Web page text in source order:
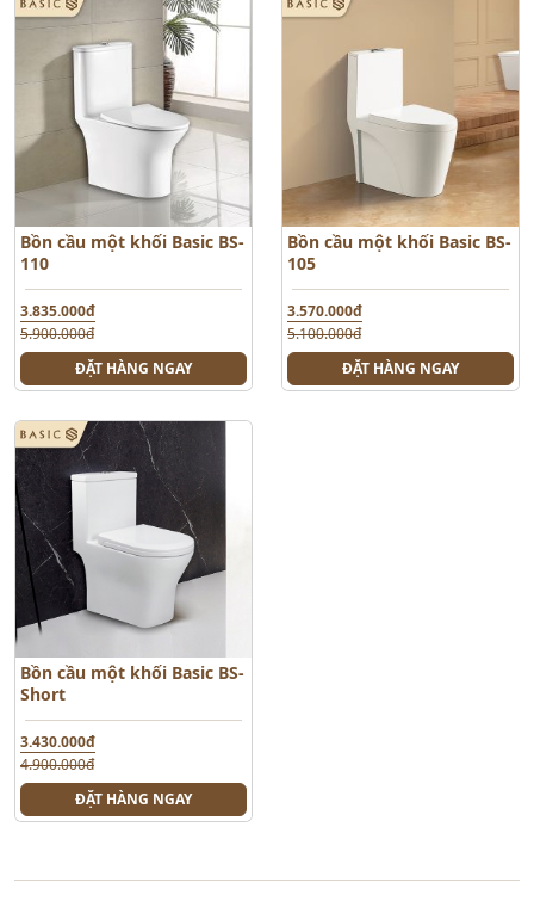
Bồn cầu một khối Basic BS-
110
3.835.000đ
5.900.000đ
ĐẶT HÀNG NGAY
Bồn cầu một khối Basic BS-
105
3.570.000đ
5.100.000đ
ĐẶT HÀNG NGAY
Bồn cầu một khối Basic BS-
Short
3.430.000đ
4.900.000đ
ĐẶT HÀNG NGAY